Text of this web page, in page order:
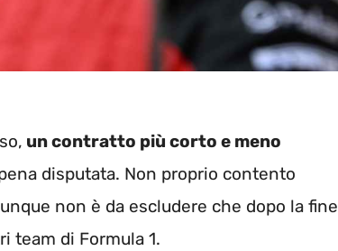
un contratto più corto e meno
disputata. Non proprio contento
non è da escludere che dopo la fine
team di Formula 1.